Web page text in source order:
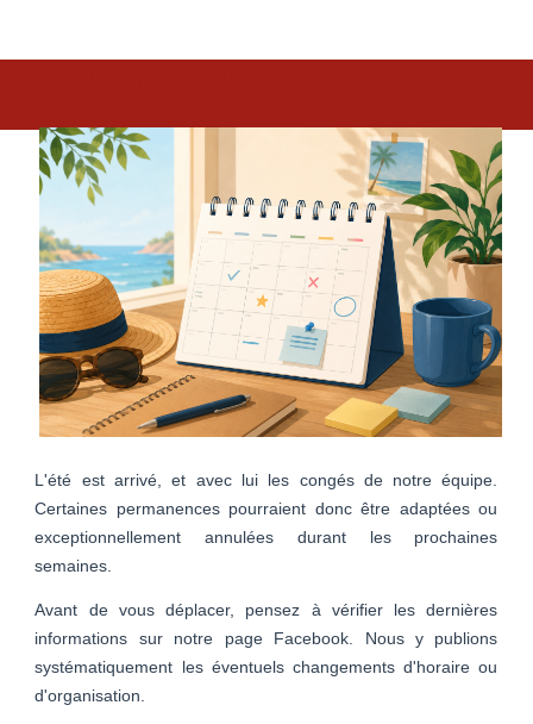
L'été est arrivé, et avec lui les congés de notre équipe.
Certaines permanences pourraient donc être adaptées ou
exceptionnellement annulées durant les prochaines
semaines.
Avant de vous déplacer, pensez à vérifier les dernières
informations sur notre page Facebook. Nous y publions
systématiquement les éventuels changements d'horaire ou
d'organisation.